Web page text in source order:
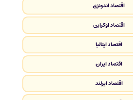
اقتصاد اندونزی
اقتصاد اوکراین
اقتصاد ایتالیا
اقتصاد ایران
اقتصاد ایرلند